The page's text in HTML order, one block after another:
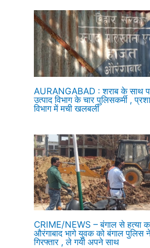
AURANGABAD : शराब के साथ
उत्पाद विभाग के चार पुलिसकर्मी ,
विभाग में मची खलबली
CRIME/NEWS – बंगाल से हत्या
औरंगाबाद भागे युवक को बंगाल पुलिस
गिरफ्तार , ले गयी अपने साथ